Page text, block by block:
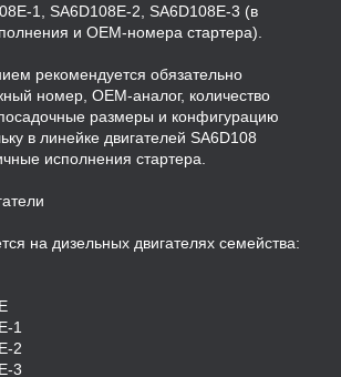
1, SA6D108E-2, SA6D108E-3 (в
и OEM-номера стартера).
рекомендуется обязательно
номер, OEM-аналог, количество
размеры и конфигурацию
в линейке двигателей SA6D108
исполнения стартера.
на дизельных двигателях семейства:
1
2
3